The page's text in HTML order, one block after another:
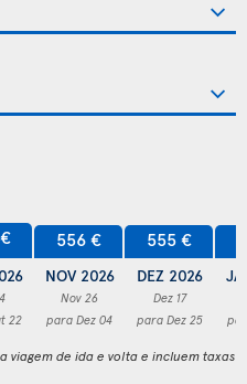
22
556 €
NOV 2026
Nov 26
para Dez 04
555 €
DEZ 2026
Dez 17
para Dez 25
viagem de ida e volta e incluem taxas